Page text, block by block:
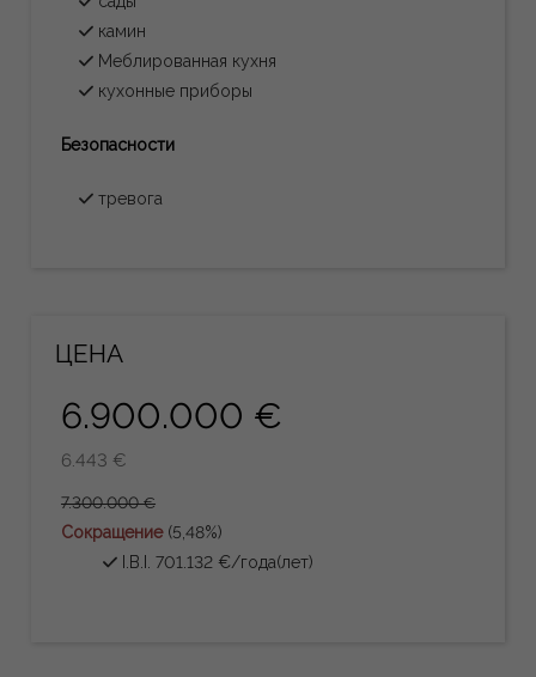
камин
Меблированная кухня
кухонные приборы
Безопасности
тревога
ЦЕНА
6.900.000 €
6.443 €
7.300.000 €
Сокращение (5,48%)
I.B.I. 701.132 €/года(лет)